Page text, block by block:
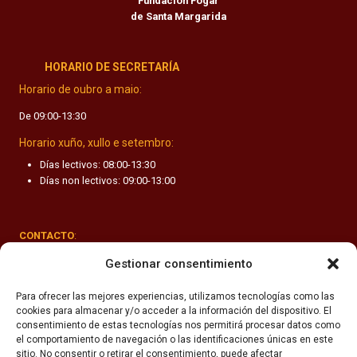
Gestionar consentimiento
Para ofrecer las mejores experiencias, utilizamos tecnologías como las
cookies para almacenar y/o acceder a la información del dispositivo. El
consentimiento de estas tecnologías nos permitirá procesar datos como
el comportamiento de navegación o las identificaciones únicas en este
sitio. No consentir o retirar el consentimiento, puede afectar
de Santa Margarida
HORARIO DE SECRETARÍA
Horario de oubro a maio:
De 09:00-13:30
Horario xuño, xullo e setembro:
Días lectivos: 08:00-13:30
Días non lectivos: 09:00-13:00
CONTACTO:
Rúa Valle-Inclán 1-3, 15011 A Coruña
secretaria@fhsm.es